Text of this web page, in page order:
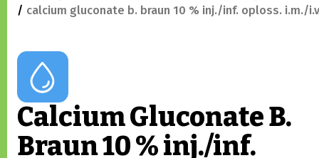
calcium gluconate b. braun 10 % inj./inf. oploss. i.m./
Calcium Gluconate B.
Braun 10 % inj./inf.